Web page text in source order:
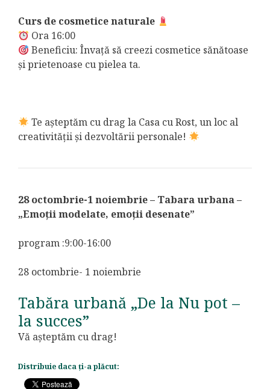
Curs de cosmetice naturale
Ora 16:00
Beneficiu: Învață să creezi cosmetice sănătoase
și prietenoase cu pielea ta.
Te așteptăm cu drag la Casa cu Rost, un loc al
creativității și dezvoltării personale!
28 octombrie-1 noiembrie – Tabara urbana –
„Emoții modelate, emoții desenate”
program :9:00-16:00
28 octombrie- 1 noiembrie
Tabăra urbană „De la Nu pot –
la succes”
Vă așteptăm cu drag!
Distribuie daca ți-a plăcut: